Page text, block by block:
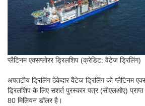
प्लैटिनम एक्सप्लोरर ड्रिलशिप (क्रेडिट: वैंटेज ड्रिलिंग)
अपतटीय ड्रिलिंग ठेकेदार वैंटेज ड्रिलिंग को प्लैटिनम
ड्रिलशिप के लिए सशर्त पुरस्कार पत्र (सीएलओए)
80 मिलियन डॉलर है।